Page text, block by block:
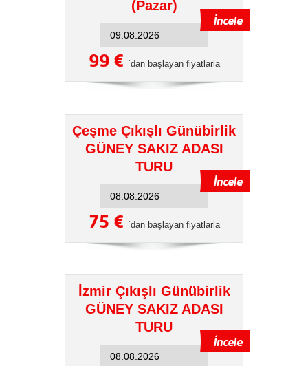
(Pazar)
99 € ´dan başlayan fiyatlarla
Çeşme Çıkışlı Günübirlik
GÜNEY SAKIZ ADASI
TURU
75 € ´dan başlayan fiyatlarla
İzmir Çıkışlı Günübirlik
GÜNEY SAKIZ ADASI
TURU